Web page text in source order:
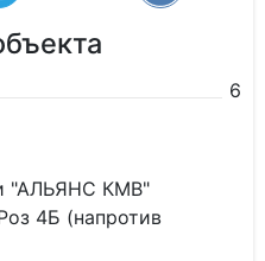
6
"АЛЬЯНС КМВ"
4Б (напротив